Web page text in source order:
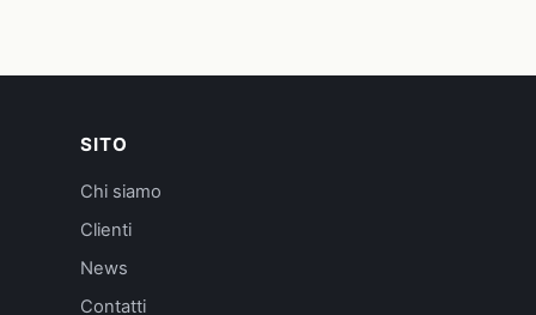
SITO
Chi siamo
Clienti
News
Contatti